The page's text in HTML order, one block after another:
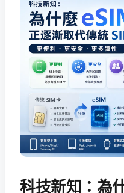
科技新知：為